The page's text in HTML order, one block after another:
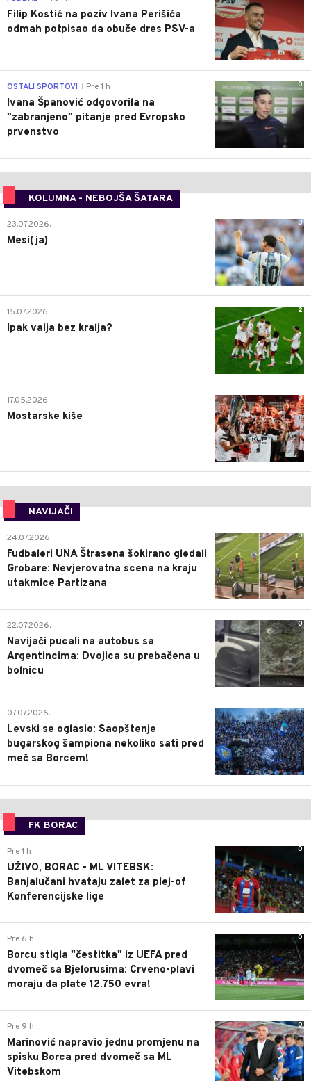
Filip Kostić na poziv Ivana Perišića
odmah potpisao da obuče dres PSV-a
0
OSTALI SPORTOVI Pre 1 h
Ivana Španović odgovorila na
"zabranjeno" pitanje pred Evropsko
prvenstvo
KOLUMNA - NEBOJŠA ŠATARA
0
23.07.2026.
Mesi(ja)
2
15.07.2026.
Ipak valja bez kralja?
0
17.05.2026.
Mostarske kiše
NAVIJAČI
0
24.07.2026.
Fudbaleri UNA Štrasena šokirano gledali
Grobare: Nevjerovatna scena na kraju
utakmice Partizana
0
22.07.2026.
Navijači pucali na autobus sa
Argentincima: Dvojica su prebačena u
bolnicu
1
07.07.2026.
Levski se oglasio: Saopštenje
bugarskog šampiona nekoliko sati pred
meč sa Borcem!
FK BORAC
0
Pre 1 h
UŽIVO, BORAC - ML VITEBSK:
Banjalučani hvataju zalet za plej-of
Konferencijske lige
0
Pre 6 h
Borcu stigla "čestitka" iz UEFA pred
dvomeč sa Bjelorusima: Crveno-plavi
moraju da plate 12.750 evra!
0
Pre 9 h
Marinović napravio jednu promjenu na
spisku Borca pred dvomeč sa ML
Vitebskom